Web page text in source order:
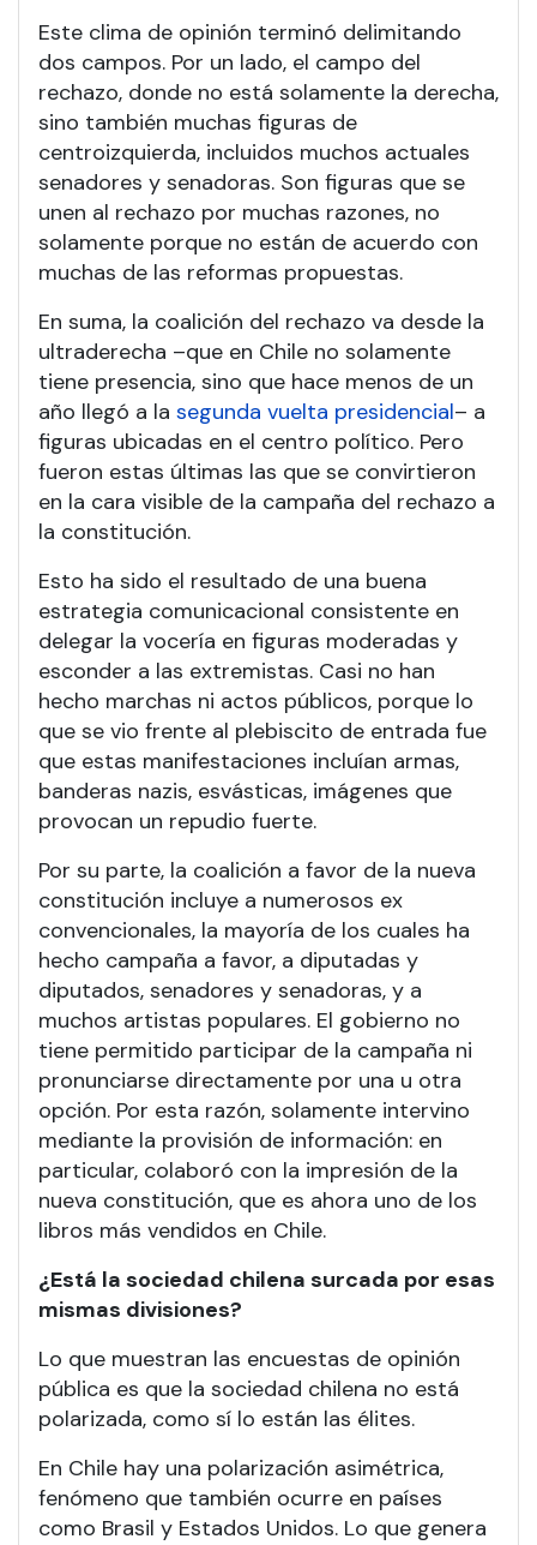
Este clima de opinión terminó delimitando
dos campos. Por un lado, el campo del
rechazo, donde no está solamente la derecha,
sino también muchas figuras de
centroizquierda, incluidos muchos actuales
senadores y senadoras. Son figuras que se
unen al rechazo por muchas razones, no
solamente porque no están de acuerdo con
muchas de las reformas propuestas.
En suma, la coalición del rechazo va desde la
ultraderecha –que en Chile no solamente
tiene presencia, sino que hace menos de un
año llegó a la segunda vuelta presidencial– a
figuras ubicadas en el centro político. Pero
fueron estas últimas las que se convirtieron
en la cara visible de la campaña del rechazo a
la constitución.
Esto ha sido el resultado de una buena
estrategia comunicacional consistente en
delegar la vocería en figuras moderadas y
esconder a las extremistas. Casi no han
hecho marchas ni actos públicos, porque lo
que se vio frente al plebiscito de entrada fue
que estas manifestaciones incluían armas,
banderas nazis, esvásticas, imágenes que
provocan un repudio fuerte.
Por su parte, la coalición a favor de la nueva
constitución incluye a numerosos ex
convencionales, la mayoría de los cuales ha
hecho campaña a favor, a diputadas y
diputados, senadores y senadoras, y a
muchos artistas populares. El gobierno no
tiene permitido participar de la campaña ni
pronunciarse directamente por una u otra
opción. Por esta razón, solamente intervino
mediante la provisión de información: en
particular, colaboró con la impresión de la
nueva constitución, que es ahora uno de los
libros más vendidos en Chile.
¿Está la sociedad chilena surcada por esas
mismas divisiones?
Lo que muestran las encuestas de opinión
pública es que la sociedad chilena no está
polarizada, como sí lo están las élites.
En Chile hay una polarización asimétrica,
fenómeno que también ocurre en países
como Brasil y Estados Unidos. Lo que genera